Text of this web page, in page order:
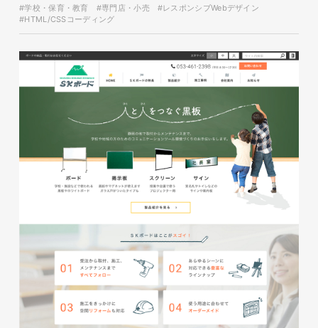
#チラシ
#カタログ
磐田商工会議所様 磐田市商店
会連盟チラシ
#公共・行政・団体
#磐田
#学校・保育・教育
#専門店・小売
#レスポンシブWebデザイン
#HTML/CSSコーディング